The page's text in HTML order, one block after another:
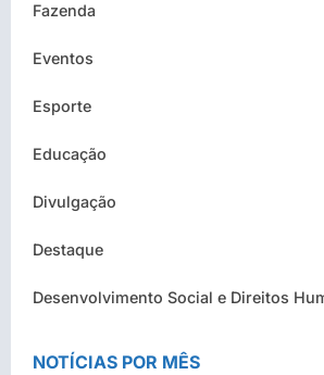
Fazenda
Eventos
Esporte
Educação
Divulgação
Destaque
Desenvolvimento Social e Direitos
NOTÍCIAS POR MÊS